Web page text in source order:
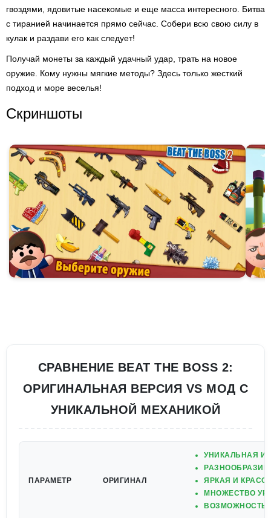
гвоздями, ядовитые насекомые и еще масса интересного. Битва
с тиранией начинается прямо сейчас. Собери всю свою силу в
кулак и раздави его как следует!
Получай монеты за каждый удачный удар, трать на новое
оружие. Кому нужны мягкие методы? Здесь только жесткий
подход и море веселья!
Скриншоты
СРАВНЕНИЕ BEAT THE BOSS 2:
ОРИГИНАЛЬНАЯ ВЕРСИЯ VS МОД С
УНИКАЛЬНОЙ МЕХАНИКОЙ
ПАРАМЕТР ОРИГИНАЛ
УНИКАЛЬНАЯ
ЯРКАЯ И
МНОЖЕСТВО
ВОЗМОЖНОСТЬ